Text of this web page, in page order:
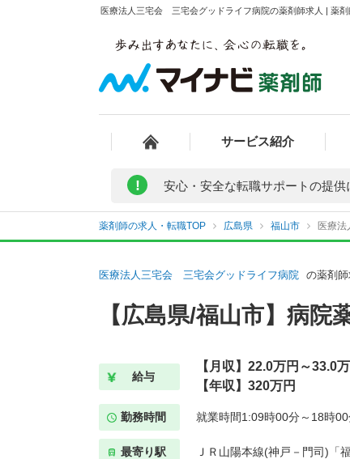
医療法人三宅会 三宅会グッドライフ病院の薬剤師求人 | 薬剤
サービス紹介
! 安心・安全な転職サポートの提供
薬剤師の求人・転職TOP 広島県 福山市 医療
医療法人三宅会 三宅会グッドライフ病院 の薬剤師
【広島県/福山市】病
給与
【月収】22.0万円～33.0
【年収】320万円
勤務時間 就業時間1:09時00分～18時00
最寄り駅 ＪＲ山陽本線(神戸－門司)「